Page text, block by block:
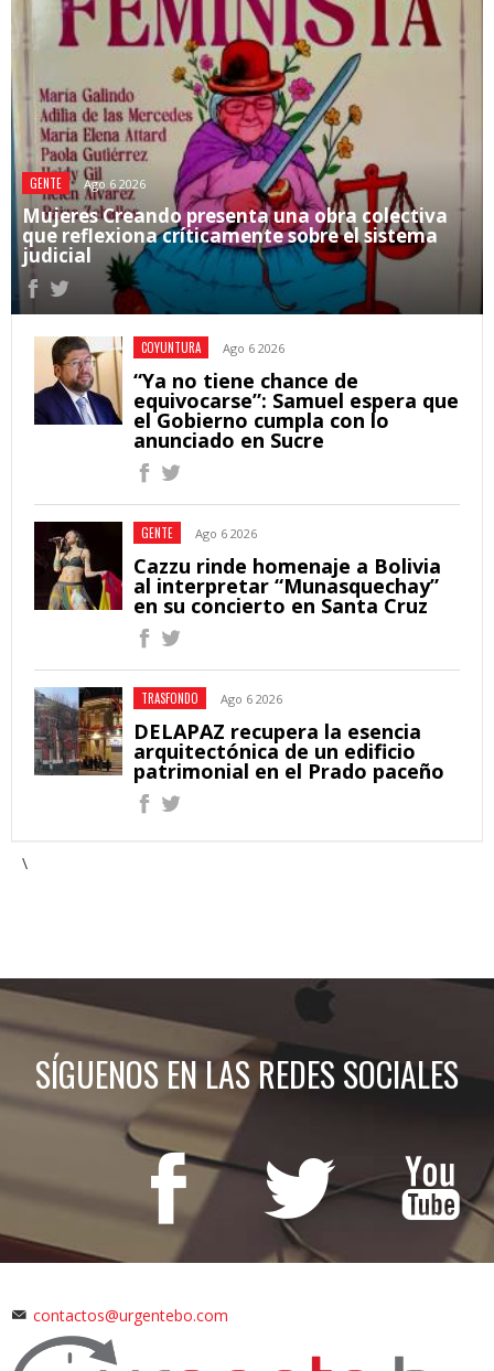
GENTE Ago 6 2026
Mujeres Creando presenta una obra colectiva
que reflexiona críticamente sobre el sistema
judicial
COYUNTURA Ago 6 2026
“Ya no tiene chance de
equivocarse”: Samuel espera que
el Gobierno cumpla con lo
anunciado en Sucre
GENTE Ago 6 2026
Cazzu rinde homenaje a Bolivia
al interpretar “Munasquechay”
en su concierto en Santa Cruz
TRASFONDO Ago 6 2026
DELAPAZ recupera la esencia
arquitectónica de un edificio
patrimonial en el Prado paceño
\
SÍGUENOS EN LAS REDES SOCIALES
contactos@urgentebo.com